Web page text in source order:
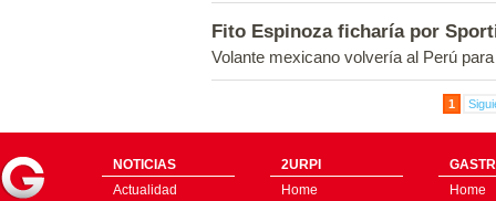
Fito Espinoza ficharía por
Volante mexicano volvería al Perú
1
NOTICIAS
Actualidad
2URPI
Home
Home